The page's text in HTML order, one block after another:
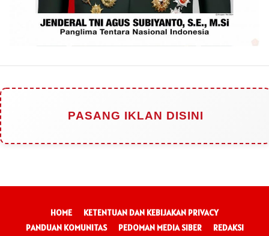
PASANG IKLAN DISINI
HOME
KETENTUAN DAN KEBIJAKAN PRIVACY
PANDUAN KOMUNITAS
PEDOMAN MEDIA SIBER
REDAKSI